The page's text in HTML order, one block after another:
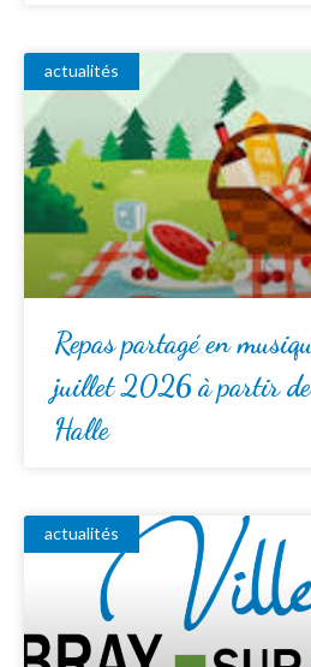
actualités
Repas partagé en
juillet 2026 à partir
Halle
actualités